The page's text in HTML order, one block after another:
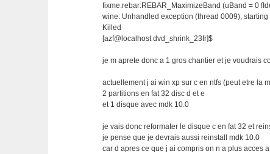
fixme:rebar:REBAR_MaximizeBand (uBand = 0
wine: Unhandled exception (thread 0009), starting
Killed
[azf@localhost dvd_shrink_23fr]$
je m aprete donc a 1 gros chantier et je voudrais
actuellement j ai win xp sur c en ntfs (peut etre la
2 partitions en fat 32 disc d et e
et 1 disque avec mdk 10.0
je vais donc reformater le disque c en fat 32 et
je pense que je devrais aussi reinstall mdk 10.0
car d apres ce que j ai compris on n a plus acces